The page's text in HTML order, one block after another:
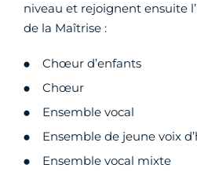
niveau et rejoignent ensuite
de la Maîtrise :
Chœur d’enfants
Chœur
Ensemble vocal
Ensemble de jeune voix
Ensemble vocal mixte